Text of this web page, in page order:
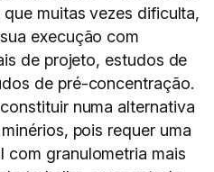
muitas vezes dificulta,
execução com
de projeto, estudos de
de pré-concentração.
numa alternativa
pois requer uma
com granulometria mais